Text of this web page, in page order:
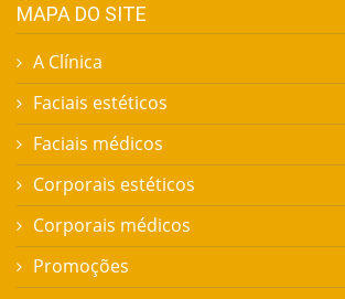
MAPA DO SITE
A Clínica
Faciais estéticos
Faciais médicos
Corporais estéticos
Corporais médicos
Promoções